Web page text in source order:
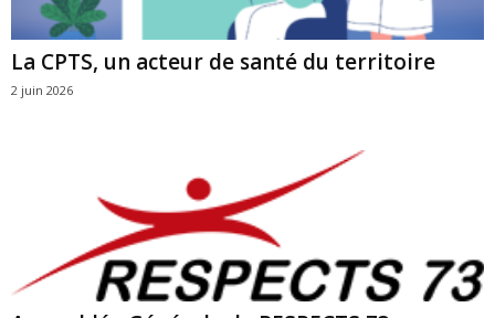
La CPTS, un acteur de santé du territoire
2 juin 2026